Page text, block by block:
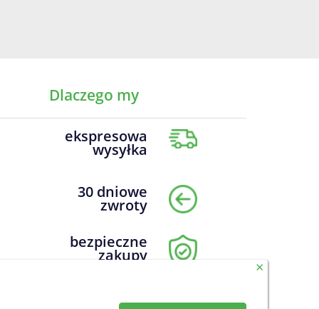
Dlaczego my
ekspresowa
wysyłka
30 dniowe
zwroty
bezpieczne
zakupy
×